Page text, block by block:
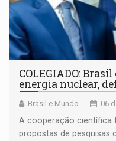
COLEGIADO:
energia nuclear,
Brasil e Mundo 06
A cooperação científica
propostas de pesquisas